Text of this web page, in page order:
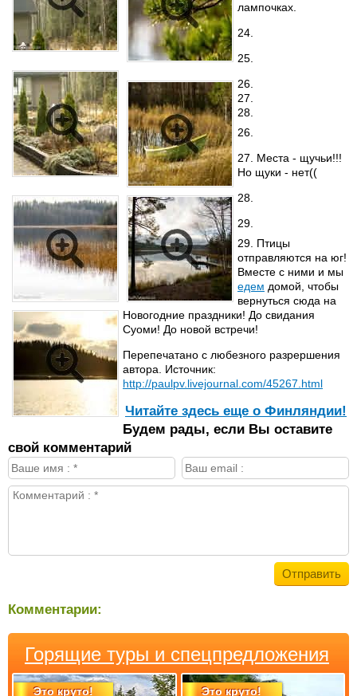
лампочках.
24.
25.
26.
27.
28.
26.
27. Места - щучьи!!!
Но щуки - нет((
28.
29.
29. Птицы
отправляются на юг!
Вместе с ними и мы
едем домой, чтобы
вернуться сюда на
Новогодние праздники! До свидания
Суоми! До новой встречи!
Перепечатано с любезного разрершения
автора. Источник:
http://paulpv.livejournal.com/45267.html
Читайте здесь еще о Финляндии!
Будем рады, если Вы оставите
свой комментарий
Комментарии:
Горящие туры и спецпредложения
Это круто! Это круто!